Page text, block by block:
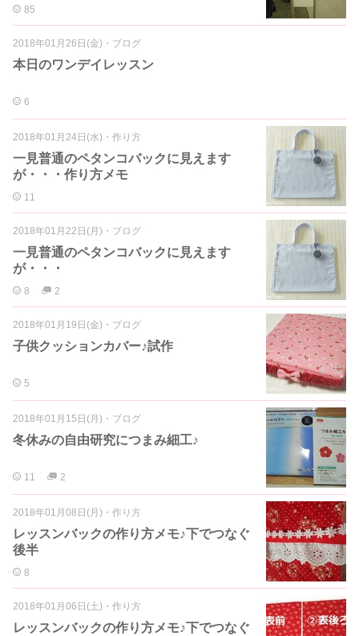
85
2018年01月26日(金) ・ ブログ
本日のワンデイレッスン
6
2018年01月24日(水) ・ 作り方
一見普通のペタンコバックに見えます
が・・・作り方メモ
11
2018年01月22日(月) ・ ブログ
一見普通のペタンコバックに見えます
が・・・
8 2
2018年01月19日(金) ・ ブログ
子供クッションカバー♪試作
5
2018年01月15日(月) ・ ブログ
冬休みの自由研究につまみ細工♪
11 2
2018年01月08日(月) ・ 作り方
レッスンバックの作り方メモ♪下でつなぐ
後半
8
2018年01月06日(土) ・ 作り方
レッスンバックの作り方メモ♪下でつなぐ